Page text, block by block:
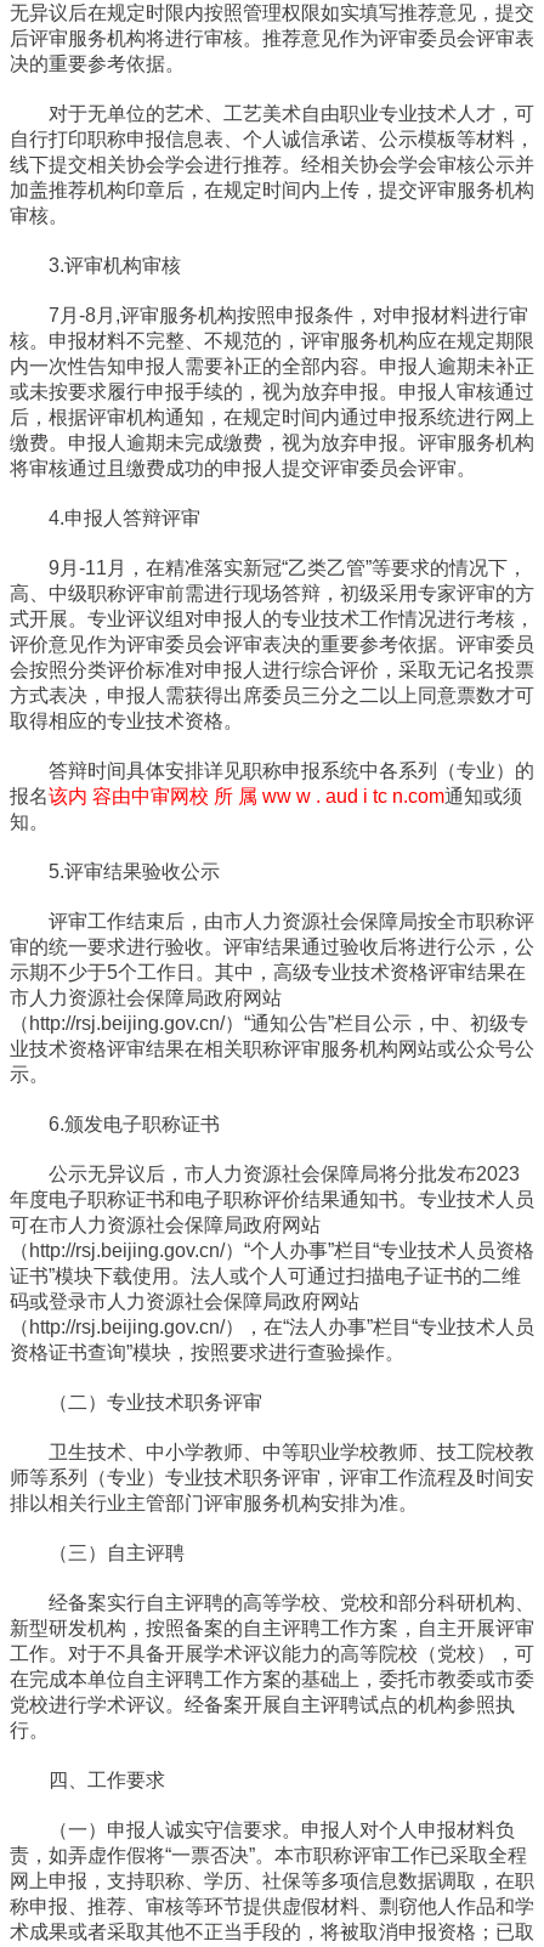
无异议后在规定时限内按照管理权限如实填写推荐意见，提交
后评审服务机构将进行审核。推荐意见作为评审委员会评审表
决的重要参考依据。
对于无单位的艺术、工艺美术自由职业专业技术人才，可
自行打印职称申报信息表、个人诚信承诺、公示模板等材料，
线下提交相关协会学会进行推荐。经相关协会学会审核公示并
加盖推荐机构印章后，在规定时间内上传，提交评审服务机构
审核。
3.评审机构审核
7月-8月,评审服务机构按照申报条件，对申报材料进行审
核。申报材料不完整、不规范的，评审服务机构应在规定期限
内一次性告知申报人需要补正的全部内容。申报人逾期未补正
或未按要求履行申报手续的，视为放弃申报。申报人审核通过
后，根据评审机构通知，在规定时间内通过申报系统进行网上
缴费。申报人逾期未完成缴费，视为放弃申报。评审服务机构
将审核通过且缴费成功的申报人提交评审委员会评审。
4.申报人答辩评审
9月-11月，在精准落实新冠“乙类乙管”等要求的情况下，
高、中级职称评审前需进行现场答辩，初级采用专家评审的方
式开展。专业评议组对申报人的专业技术工作情况进行考核，
评价意见作为评审委员会评审表决的重要参考依据。评审委员
会按照分类评价标准对申报人进行综合评价，采取无记名投票
方式表决，申报人需获得出席委员三分之二以上同意票数才可
取得相应的专业技术资格。
答辩时间具体安排详见职称申报系统中各系列（专业）的
报名该内 容由中审网校 所 属 ww w . aud i tc n.com通知或须
知。
5.评审结果验收公示
评审工作结束后，由市人力资源社会保障局按全市职称评
审的统一要求进行验收。评审结果通过验收后将进行公示，公
示期不少于5个工作日。其中，高级专业技术资格评审结果在
市人力资源社会保障局政府网站
（http://rsj.beijing.gov.cn/）“通知公告”栏目公示，中、初级专
业技术资格评审结果在相关职称评审服务机构网站或公众号公
示。
6.颁发电子职称证书
公示无异议后，市人力资源社会保障局将分批发布2023
年度电子职称证书和电子职称评价结果通知书。专业技术人员
可在市人力资源社会保障局政府网站
（http://rsj.beijing.gov.cn/）“个人办事”栏目“专业技术人员资格
证书”模块下载使用。法人或个人可通过扫描电子证书的二维
码或登录市人力资源社会保障局政府网站
（http://rsj.beijing.gov.cn/），在“法人办事”栏目“专业技术人员
资格证书查询”模块，按照要求进行查验操作。
（二）专业技术职务评审
卫生技术、中小学教师、中等职业学校教师、技工院校教
师等系列（专业）专业技术职务评审，评审工作流程及时间安
排以相关行业主管部门评审服务机构安排为准。
（三）自主评聘
经备案实行自主评聘的高等学校、党校和部分科研机构、
新型研发机构，按照备案的自主评聘工作方案，自主开展评审
工作。对于不具备开展学术评议能力的高等院校（党校），可
在完成本单位自主评聘工作方案的基础上，委托市教委或市委
党校进行学术评议。经备案开展自主评聘试点的机构参照执
行。
四、工作要求
（一）申报人诚实守信要求。申报人对个人申报材料负
责，如弄虚作假将“一票否决”。本市职称评审工作已采取全程
网上申报，支持职称、学历、社保等多项信息数据调取，在职
称申报、推荐、审核等环节提供虚假材料、剽窃他人作品和学
术成果或者采取其他不正当手段的，将被取消申报资格；已取